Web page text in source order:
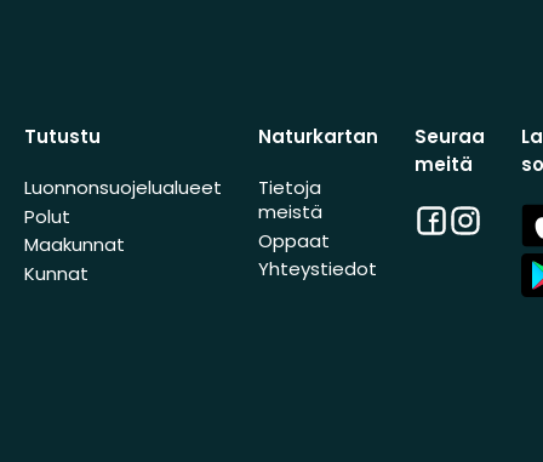
Tutustu
Luonnonsuojelualueet
Polut
Maakunnat
Kunnat
Naturkartan
Tietoja
meistä
Oppaat
Yhteystiedot
Seuraa
meitä
Facebook